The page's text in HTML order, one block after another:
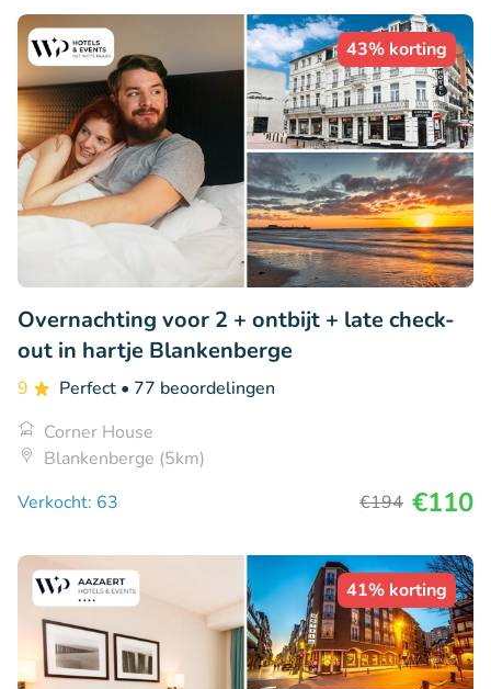
43% korting
Overnachting voor 2 + ontbijt + late check-
out in hartje Blankenberge
9 Perfect • 77 beoordelingen
Corner House
Blankenberge (5km)
Verkocht: 63
€194 €110
41% korting